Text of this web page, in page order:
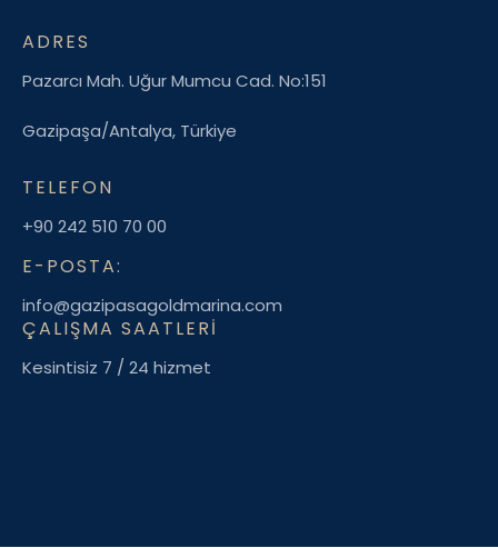
ADRES
Pazarcı Mah. Uğur Mumcu Cad. No:151
Gazipaşa/Antalya, Türkiye
TELEFON
+90 242 510 70 00
E-POSTA:
info@gazipasagoldmarina.com
ÇALIŞMA SAATLERI
Kesintisiz 7 / 24 hizmet